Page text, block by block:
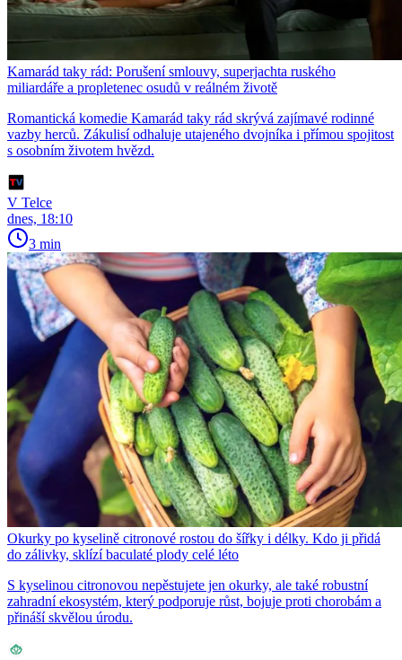
Kamarád taky rád: Porušení smlouvy, superjachta ruského
miliardáře a propletenec osudů v reálném životě
Romantická komedie Kamarád taky rád skrývá zajímavé rodinné
vazby herců. Zákulisí odhaluje utajeného dvojníka i přímou spojitost
s osobním životem hvězd.
V Telce
dnes, 18:10
3 min
Okurky po kyselině citronové rostou do šířky i délky. Kdo ji přidá
do zálivky, sklízí baculaté plody celé léto
S kyselinou citronovou nepěstujete jen okurky, ale také robustní
zahradní ekosystém, který podporuje růst, bojuje proti chorobám a
přináší skvělou úrodu.